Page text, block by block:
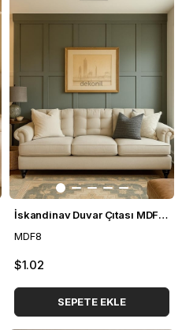
İskandinav Duvar Çıtası MDF 8*100 cm
MDF8
$1.02
SEPETE EKLE